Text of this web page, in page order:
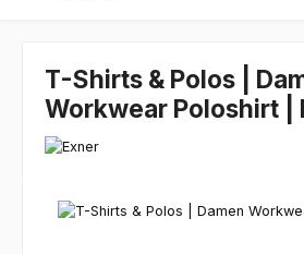
T-Shirts & Polos |
Workwear Poloshirt |
Bildergalerie überspringen